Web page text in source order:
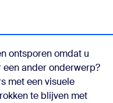
ontsporen omdat u
ander onderwerp?
met een visuele
te blijven met